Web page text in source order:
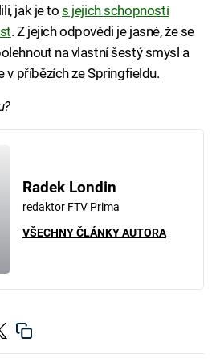
jak je tos jejich schopností
. Z jejich odpovědi je jasné, že se
na vlastní šestý smysl a
v příbězích ze Springfieldu.
Radek Londin
redaktor FTV Prima
VŠECHNY ČLÁNKY AUTORA